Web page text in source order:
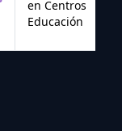
en Centros
Educación